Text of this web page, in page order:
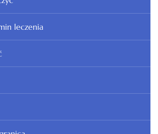
leczenia